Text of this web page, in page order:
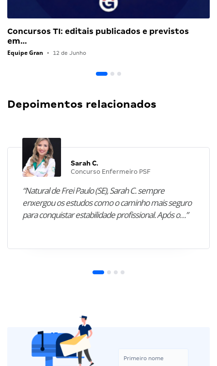
Concursos TI: editais publicados e previstos
em…
Equipe Gran • 12 de Junho
Depoimentos relacionados
Sarah C.
Concurso Enfermeiro PSF
“Natural de Frei Paulo (SE), Sarah C. sempre
enxergou os estudos como o caminho mais seguro
para conquistar estabilidade profissional. Após o…”